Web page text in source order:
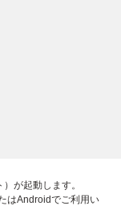
が起動します。
はAndroidでご利用い